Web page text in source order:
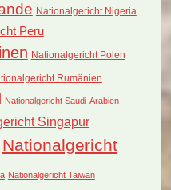
Nationalgericht Nigeria
Peru
Nationalgericht Polen
Rumänien
Nationalgericht Saudi-Arabien
Singapur
Nationalgericht
Nationalgericht Taiwan